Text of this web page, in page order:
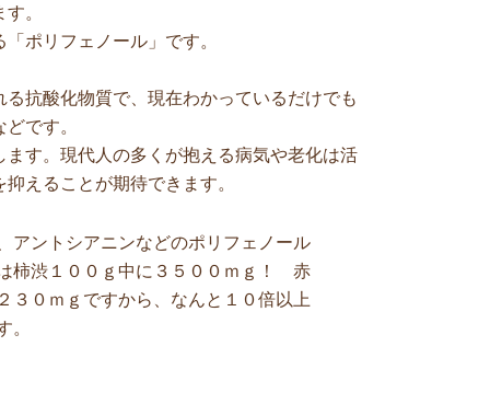
。
ポリフェノール」です。
抗酸化物質で、現在わかっているだけでも
です。
す。現代人の多くが抱える病気や老化は活
えることが期待できます。
アントシアニンなどのポリフェノール
柿渋１００ｇ中に３５００ｍｇ！ 赤
３０ｍｇですから、なんと１０倍以上
。